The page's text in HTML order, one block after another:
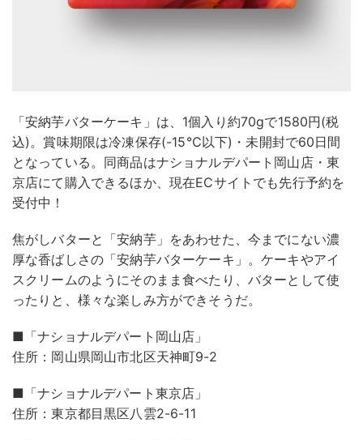
「安納芋バターケーキ」は、1個入り約70gで1580円(税
込)。賞味期限は冷凍保存(-15℃以下)・未開封で60日間
となっている。同商品はナショナルデパート岡山店・東
京店にて購入できるほか、現在ECサイトでも先行予約を
受付中！
焦がしバターと「安納芋」をあわせた、今までにない濃
厚な香ばしさの「安納芋バターケーキ」。ケーキやアイ
スクリームのようにそのまま食べたり、バターとして使
ったりと、様々な楽しみ方ができそうだ。
■「ナショナルデパート岡山店」
住所：岡山県岡山市北区天神町9-2
■「ナショナルデパート東京店」
住所：東京都目黒区八雲2-6-11